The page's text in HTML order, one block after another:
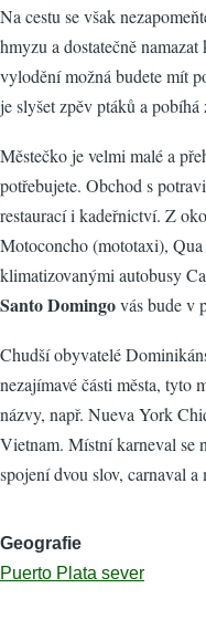
Na cestu se však
hmyzu a dostatečně
vylodění možná budete mít
je slyšet zpěv ptáků a
Městečko je velmi malé a
potřebujete. Obchod s
restaurací i kadeřnictví. Z
Motoconcho (mototaxi),
klimatizovanými autobusy
Santo Domingovás bude v
Chudší obyvatelé
nezajímavé části města, tyto
názvy, např. Nueva York
Vietnam. Místní karneval se
spojení dvou slov, carnaval a
Geografie
Puerto Plata sever